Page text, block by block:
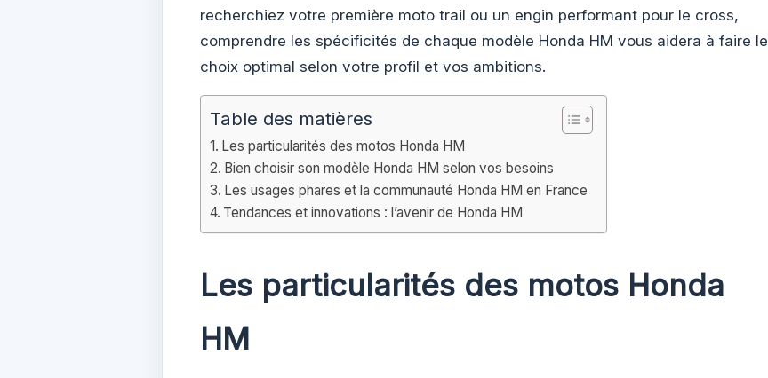
recherchiez votre première moto trail ou un engin performant pour le cross,
comprendre les spécificités de chaque modèle Honda HM vous aidera à faire le
choix optimal selon votre profil et vos ambitions.
Table des matières
Les particularités des motos Honda HM
Bien choisir son modèle Honda HM selon vos besoins
Les usages phares et la communauté Honda HM en France
Tendances et innovations : l’avenir de Honda HM
Les particularités des motos Honda
HM